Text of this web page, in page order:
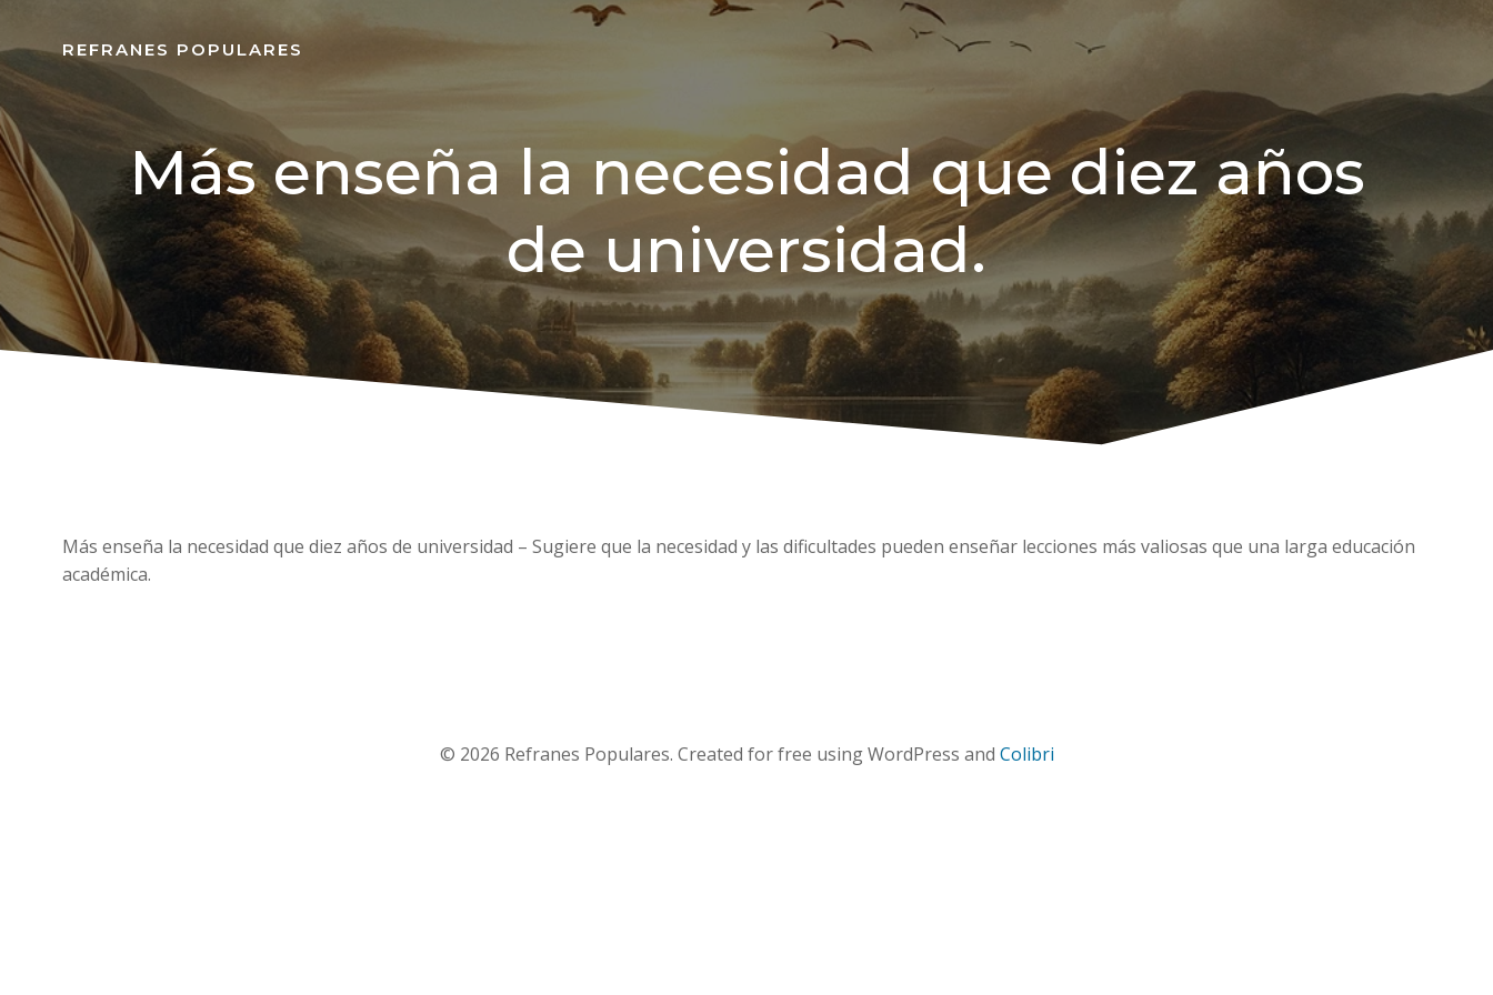
REFRANES POPULARES
Más enseña la necesidad que diez años
de universidad.
Más enseña la necesidad que diez años de universidad – Sugiere que la necesidad y las dificultades pueden enseñar lecciones más valiosas que una larga educación
académica.
© 2026 Refranes Populares. Created for free using WordPress and Colibri